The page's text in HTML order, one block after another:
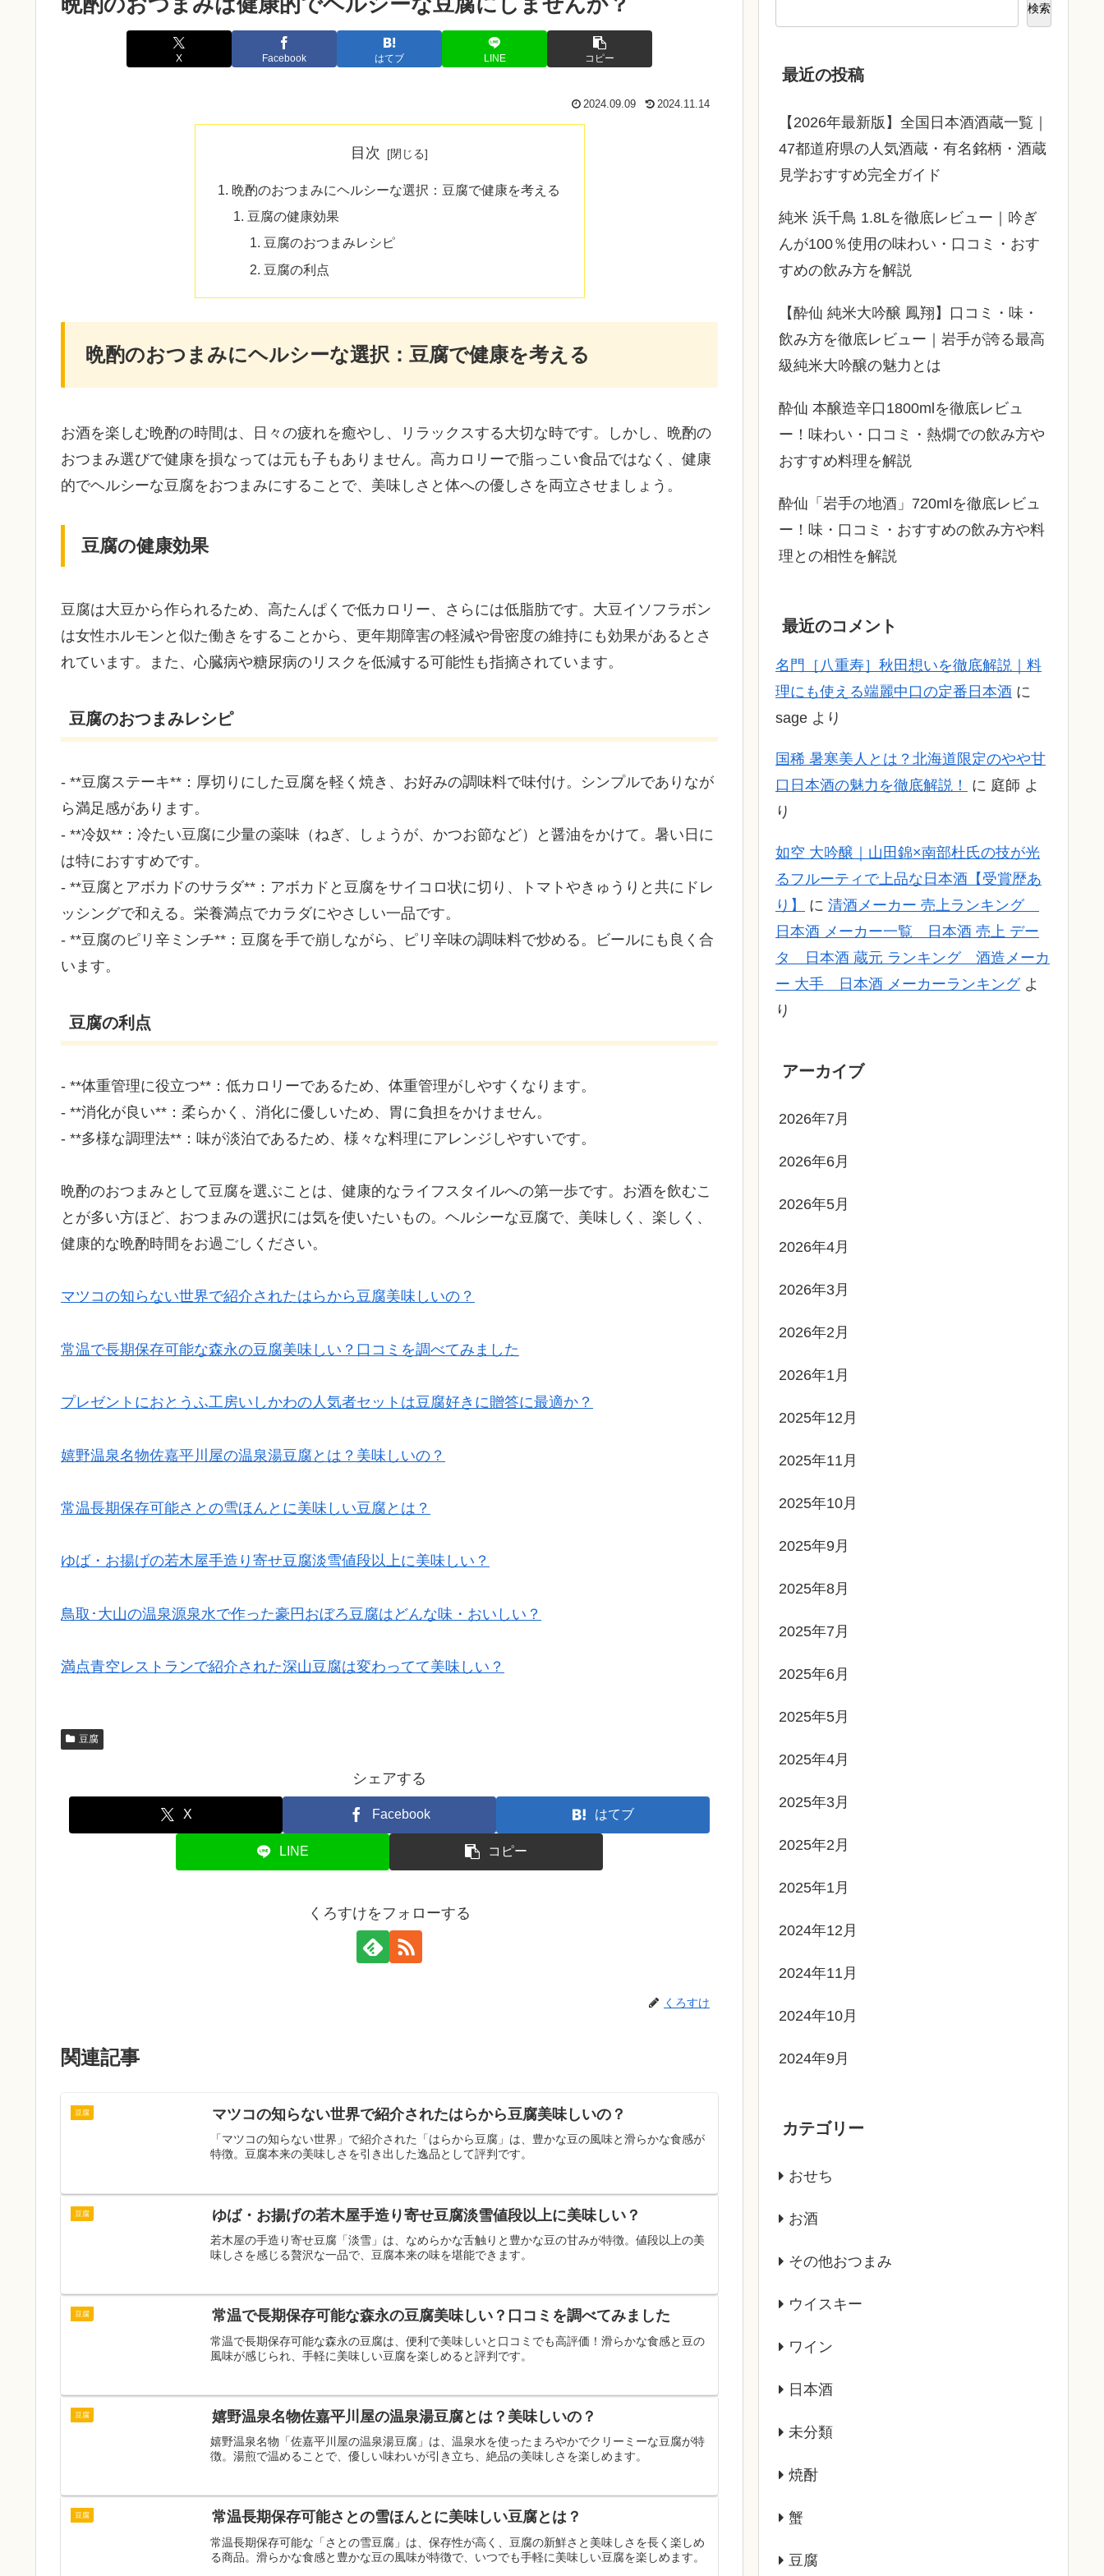
X Facebook はてブ LINE コピー
2024.09.09 2024.11.14
目次
晩酌のおつまみにヘルシーな選択：豆腐で健康を考える
豆腐の健康効果
豆腐のおつまみレシピ
豆腐の利点
晩酌のおつまみにヘルシーな選択：豆腐で健康を考える
お酒を楽しむ晩酌の時間は、日々の疲れを癒やし、リラックスする大切な時です。しかし、晩酌の
おつまみ選びで健康を損なっては元も子もありません。高カロリーで脂っこい食品ではなく、健康
的でヘルシーな豆腐をおつまみにすることで、美味しさと体への優しさを両立させましょう。
豆腐の健康効果
豆腐は大豆から作られるため、高たんぱくで低カロリー、さらには低脂肪です。大豆イソフラボン
は女性ホルモンと似た働きをすることから、更年期障害の軽減や骨密度の維持にも効果があるとさ
れています。また、心臓病や糖尿病のリスクを低減する可能性も指摘されています。
豆腐のおつまみレシピ
- **豆腐ステーキ**：厚切りにした豆腐を軽く焼き、お好みの調味料で味付け。シンプルでありなが
ら満足感があります。
- **冷奴**：冷たい豆腐に少量の薬味（ねぎ、しょうが、かつお節など）と醤油をかけて。暑い日に
は特におすすめです。
- **豆腐とアボカドのサラダ**：アボカドと豆腐をサイコロ状に切り、トマトやきゅうりと共にドレ
ッシングで和える。栄養満点でカラダにやさしい一品です。
- **豆腐のピリ辛ミンチ**：豆腐を手で崩しながら、ピリ辛味の調味料で炒める。ビールにも良く合
います。
豆腐の利点
- **体重管理に役立つ**：低カロリーであるため、体重管理がしやすくなります。
- **消化が良い**：柔らかく、消化に優しいため、胃に負担をかけません。
- **多様な調理法**：味が淡泊であるため、様々な料理にアレンジしやすいです。
晩酌のおつまみとして豆腐を選ぶことは、健康的なライフスタイルへの第一歩です。お酒を飲むこ
とが多い方ほど、おつまみの選択には気を使いたいもの。ヘルシーな豆腐で、美味しく、楽しく、
健康的な晩酌時間をお過ごしください。
マツコの知らない世界で紹介されたはらから豆腐美味しいの？
常温で長期保存可能な森永の豆腐美味しい？口コミを調べてみました
プレゼントにおとうふ工房いしかわの人気者セットは豆腐好きに贈答に最適か？
嬉野温泉名物佐嘉平川屋の温泉湯豆腐とは？美味しいの？
常温長期保存可能さとの雪ほんとに美味しい豆腐とは？
ゆば・お揚げの若木屋手造り寄せ豆腐淡雪値段以上に美味しい？
鳥取･大山の温泉源泉水で作った豪円おぼろ豆腐はどんな味・おいしい？
満点青空レストランで紹介された深山豆腐は変わってて美味しい？
豆腐
シェアする
X Facebook はてブ
LINE コピー
くろすけをフォローする
くろすけ
関連記事
豆腐 マツコの知らない世界で紹介されたはらから豆腐美味しいの？
「マツコの知らない世界」で紹介された「はらから豆腐」は、豊かな豆の風味と滑らかな食感が
特徴。豆腐本来の美味しさを引き出した逸品として評判です。
豆腐 ゆば・お揚げの若木屋手造り寄せ豆腐淡雪値段以上に美味しい？
若木屋の手造り寄せ豆腐「淡雪」は、なめらかな舌触りと豊かな豆の甘みが特徴。値段以上の美
味しさを感じる贅沢な一品で、豆腐本来の味を堪能できます。
豆腐 常温で長期保存可能な森永の豆腐美味しい？口コミを調べてみました
常温で長期保存可能な森永の豆腐は、便利で美味しいと口コミでも高評価！滑らかな食感と豆の
風味が感じられ、手軽に美味しい豆腐を楽しめると評判です。
豆腐 嬉野温泉名物佐嘉平川屋の温泉湯豆腐とは？美味しいの？
嬉野温泉名物「佐嘉平川屋の温泉湯豆腐」は、温泉水を使ったまろやかでクリーミーな豆腐が特
徴。湯煎で温めることで、優しい味わいが引き立ち、絶品の美味しさを楽しめます。
豆腐 常温長期保存可能さとの雪ほんとに美味しい豆腐とは？
常温長期保存可能な「さとの雪豆腐」は、保存性が高く、豆腐の新鮮さと美味しさを長く楽しめ
る商品。滑らかな食感と豊かな豆の風味が特徴で、いつでも手軽に美味しい豆腐を楽しめます。
検索
最近の投稿
【2026年最新版】全国日本酒酒蔵一覧｜
47都道府県の人気酒蔵・有名銘柄・酒蔵
見学おすすめ完全ガイド
純米 浜千鳥 1.8Lを徹底レビュー｜吟ぎ
んが100％使用の味わい・口コミ・おす
すめの飲み方を解説
【酔仙 純米大吟醸 鳳翔】口コミ・味・
飲み方を徹底レビュー｜岩手が誇る最高
級純米大吟醸の魅力とは
酔仙 本醸造辛口1800mlを徹底レビュ
ー！味わい・口コミ・熱燗での飲み方や
おすすめ料理を解説
酔仙「岩手の地酒」720mlを徹底レビュ
ー！味・口コミ・おすすめの飲み方や料
理との相性を解説
最近のコメント
名門［八重寿］秋田想いを徹底解説｜料
理にも使える端麗中口の定番日本酒 に
sage より
国稀 暑寒美人とは？北海道限定のやや甘
口日本酒の魅力を徹底解説！
に 庭師 よ
り
如空 大吟醸｜山田錦×南部杜氏の技が光
るフルーティで上品な日本酒【受賞歴あ
り】
に 清酒メーカー 売上ランキング
日本酒 メーカー一覧 日本酒 売上 デー
タ 日本酒 蔵元 ランキング 酒造メーカ
ー 大手 日本酒 メーカーランキングよ
り
アーカイブ
2026年7月
2026年6月
2026年5月
2026年4月
2026年3月
2026年2月
2026年1月
2025年12月
2025年11月
2025年10月
2025年9月
2025年8月
2025年7月
2025年6月
2025年5月
2025年4月
2025年3月
2025年2月
2025年1月
2024年12月
2024年11月
2024年10月
2024年9月
カテゴリー
おせち
お酒
その他おつまみ
ウイスキー
ワイン
日本酒
未分類
焼酎
蟹
豆腐